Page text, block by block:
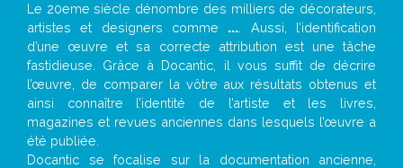
Le 20eme siècle dénombre des milliers de décorateurs,
artistes et designers comme ... . Aussi, l’identification
d’une œuvre et sa correcte attribution est une tâche
fastidieuse. Grâce à Docantic, il vous suffit de décrire
l’œuvre, de comparer la vôtre aux résultats obtenus et
ainsi connaître l’identité de l’artiste et les livres,
magazines et revues anciennes dans lesquels l’œuvre a
été publiée.
Docantic se focalise sur la documentation ancienne,